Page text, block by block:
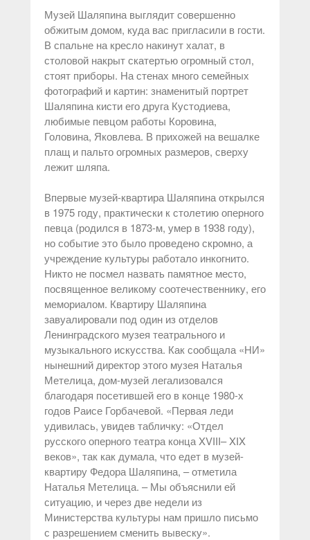
Музей Шаляпина выглядит совершенно
обжитым домом, куда вас пригласили в гости.
В спальне на кресло накинут халат, в
столовой накрыт скатертью огромный стол,
стоят приборы. На стенах много семейных
фотографий и картин: знаменитый портрет
Шаляпина кисти его друга Кустодиева,
любимые певцом работы Коровина,
Головина, Яковлева. В прихожей на вешалке
плащ и пальто огромных размеров, сверху
лежит шляпа.
Впервые музей-квартира Шаляпина открылся
в 1975 году, практически к столетию оперного
певца (родился в 1873-м, умер в 1938 году),
но событие это было проведено скромно, а
учреждение культуры работало инкогнито.
Никто не посмел назвать памятное место,
посвященное великому соотечественнику, его
мемориалом. Квартиру Шаляпина
завуалировали под один из отделов
Ленинградского музея театрального и
музыкального искусства. Как сообщала «НИ»
нынешний директор этого музея Наталья
Метелица, дом-музей легализовался
благодаря посетившей его в конце 1980-х
годов Раисе Горбачевой. «Первая леди
удивилась, увидев табличку: «Отдел
русского оперного театра конца XVIII– XIX
веков», так как думала, что едет в музей-
квартиру Федора Шаляпина, – отметила
Наталья Метелица. – Мы объяснили ей
ситуацию, и через две недели из
Министерства культуры нам пришло письмо
с разрешением сменить вывеску».